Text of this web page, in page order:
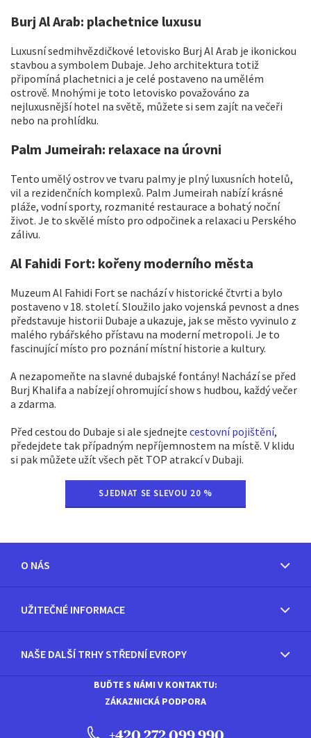
Burj Al Arab: plachetnice luxusu
Luxusní sedmihvězdičkové letovisko Burj Al Arab je ikonickou
stavbou a symbolem Dubaje. Jeho architektura totiž
připomíná plachetnici a je celé postaveno na umělém
ostrově. Mnohými je toto letovisko považováno za
nejluxusnější hotel na světě, můžete si sem zajít na večeři
nebo na prohlídku.
Palm Jumeirah: relaxace na úrovni
Tento umělý ostrov ve tvaru palmy je plný luxusních hotelů,
vil a rezidenčních komplexů. Palm Jumeirah nabízí krásné
pláže, vodní sporty, rozmanité restaurace a bohatý noční
život. Je to skvělé místo pro odpočinek a relaxaci u Perského
zálivu.
Al Fahidi Fort: kořeny moderního města
Muzeum Al Fahidi Fort se nachází v historické čtvrti a bylo
postaveno v 18. století. Sloužilo jako vojenská pevnost a dnes
představuje historii Dubaje a ukazuje, jak se město vyvinulo z
malého rybářského přístavu na moderní metropoli. Je to
fascinující místo pro poznání místní historie a kultury.
A nezapomeňte na slavné dubajské fontány! Nachází se před
Burj Khalifa a nabízejí ohromující show s hudbou, každý večer
a zdarma.
Před cestou do Dubaje si ale sjednejte cestovní pojištění,
předejdete tak případným nepříjemnostem na místě. V klidu
si pak můžete užít všech pět TOP atrakcí v Dubaji.
SJEDNAT SE SLEVOU 20 %
O NÁS
UŽITEČNÉ INFORMACE
NAŠE DALŠÍ TRHY STŘEDNÍ EVROPY
BUĎTE S NÁMI V KONTAKTU:
ZÁKAZNICKÁ PODPORA
+420 272 099 990